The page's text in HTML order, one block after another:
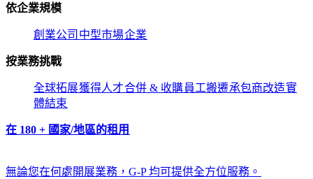
依企業規模​​
創業公司​​ 中型市場​​企業​​
按業務挑戰​​
全球拓展​​獲得人才​​合併 & 收購​​員工搬遷​​承包商改造​​實
體結束​​
在 180 + 國家/地區的租用​​
無論您在何處開展業務，G-P 均可提供全方位服務。​​